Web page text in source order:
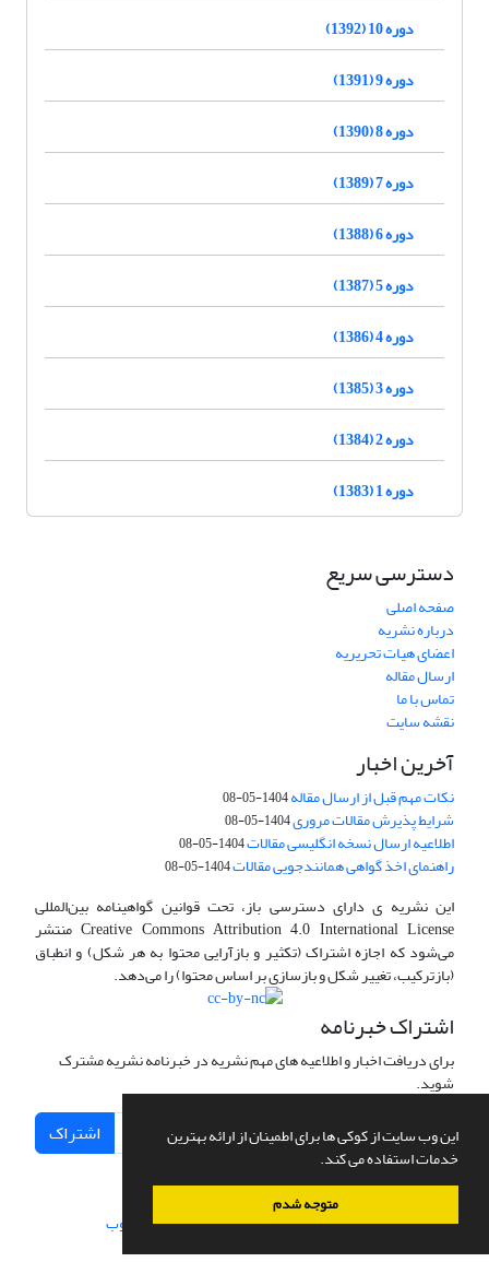
این وب سایت از کوکی ها برای اطمینان از ارائه بهترین
خدمات استفاده می کند.
متوجه شدم
دوره 10 (1392)
دوره 9 (1391)
دوره 8 (1390)
دوره 7 (1389)
دوره 6 (1388)
دوره 5 (1387)
دوره 4 (1386)
دوره 3 (1385)
دوره 2 (1384)
دوره 1 (1383)
دسترسی سریع
صفحه اصلی
درباره نشریه
اعضای هیات تحریریه
ارسال مقاله
تماس با ما
نقشه سایت
آخرین اخبار
نکات مهم قبل از ارسال مقاله1404-05-08
شرایط پذیرش مقالات مروری1404-05-08
اطلاعیه ارسال نسخه انگلیسی مقالات1404-05-08
راهنمای اخذ گواهی همانندجویی مقالات1404-05-08
این نشریه ی دارای دسترسی باز، تحت قوانین گواهینامه بین‌المللی
Creative Commons Attribution 4.0 International License منتشر
می‌شود که اجازه اشتراک (تکثیر و بازآرایی محتوا به هر شکل) و انطباق
(بازترکیب، تغییر شکل و بازسازی بر اساس محتوا) را می‌دهد.
اشتراک خبرنامه
برای دریافت اخبار و اطلاعیه های مهم نشریه در خبرنامه نشریه مشترک
شوید.
اشتراک
سامانه مدیریت نشریات علمی.طراحی و پیاده سازی از سیناوب